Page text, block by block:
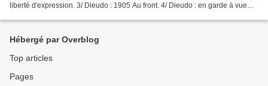
liberté d'expression. 3/ Dieudo : 1905 Au front. 4/ Dieudo : en garde à vue
Hébergé par Overblog
Top articles
Pages